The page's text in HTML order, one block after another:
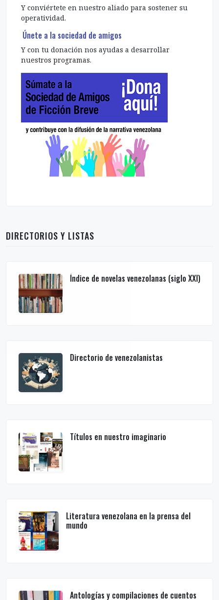
Y conviértete en nuestro aliado para sostener su
operatividad.
Únete a la sociedad de amigos
Y con tu donación nos ayudas a desarrollar
nuestros programas.
DIRECTORIOS Y LISTAS
Índice de novelas venezolanas (siglo XXI)
Directorio de venezolanistas
Títulos en nuestro imaginario
Literatura venezolana en la prensa del
mundo
Antologías y compilaciones de cuentos